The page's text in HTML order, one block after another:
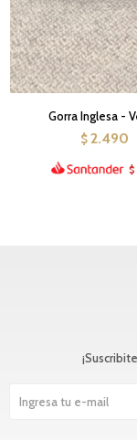
Gorra Inglesa -
$ 2.490
$